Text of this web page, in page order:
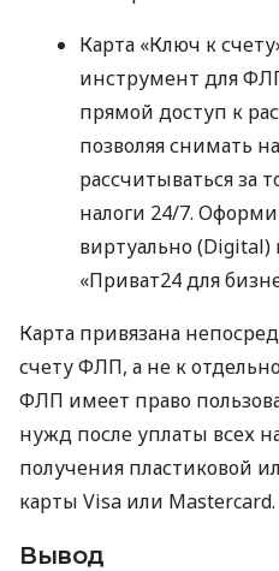
Карта «Ключ к
инструмент для
прямой доступ к
позволяя снимать
рассчитываться за
налоги 24/7.
виртуально (Digital)
«Приват24 для
Карта привязана
счету ФЛП, а не к
ФЛП имеет право
нужд после уплаты всех
получения пластиковой
карты Visa или Mastercard.
Вывод